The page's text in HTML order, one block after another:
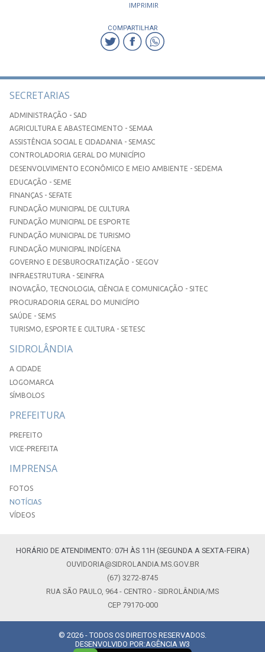
IMPRIMIR
COMPARTILHAR
SECRETARIAS
ADMINISTRAÇÃO - SAD
AGRICULTURA E ABASTECIMENTO - SEMAA
ASSISTÊNCIA SOCIAL E CIDADANIA - SEMASC
CONTROLADORIA GERAL DO MUNICÍPIO
DESENVOLVIMENTO ECONÔMICO E MEIO AMBIENTE - SEDEMA
EDUCAÇÃO - SEME
FINANÇAS - SEFATE
FUNDAÇÃO MUNICIPAL DE CULTURA
FUNDAÇÃO MUNICIPAL DE ESPORTE
FUNDAÇÃO MUNICIPAL DE TURISMO
FUNDAÇÃO MUNICIPAL INDÍGENA
GOVERNO E DESBUROCRATIZAÇÃO - SEGOV
INFRAESTRUTURA - SEINFRA
INOVAÇÃO, TECNOLOGIA, CIÊNCIA E COMUNICAÇÃO - SITEC
PROCURADORIA GERAL DO MUNICÍPIO
SAÚDE - SEMS
TURISMO, ESPORTE E CULTURA - SETESC
SIDROLÂNDIA
A CIDADE
LOGOMARCA
SÍMBOLOS
PREFEITURA
PREFEITO
VICE-PREFEITA
IMPRENSA
FOTOS
NOTÍCIAS
VÍDEOS
HORÁRIO DE ATENDIMENTO: 07H ÀS 11H (SEGUNDA A SEXTA-FEIRA)
OUVIDORIA@SIDROLANDIA.MS.GOV.BR
(67) 3272-8745
RUA SÃO PAULO, 964 - CENTRO - SIDROLÂNDIA/MS
CEP 79170-000
© 2026 - TODOS OS DIREITOS RESERVADOS.
DESENVOLVIDO POR:AGÊNCIA W3